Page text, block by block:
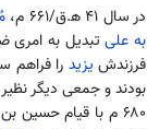
در سال ۴۱ ه‍.ق/۶۶۱ م،
به علیتبدیل به امری
فرزندش یزید را فراهم
بودند و جمعی دیگر
۶۸۰ م با قیام